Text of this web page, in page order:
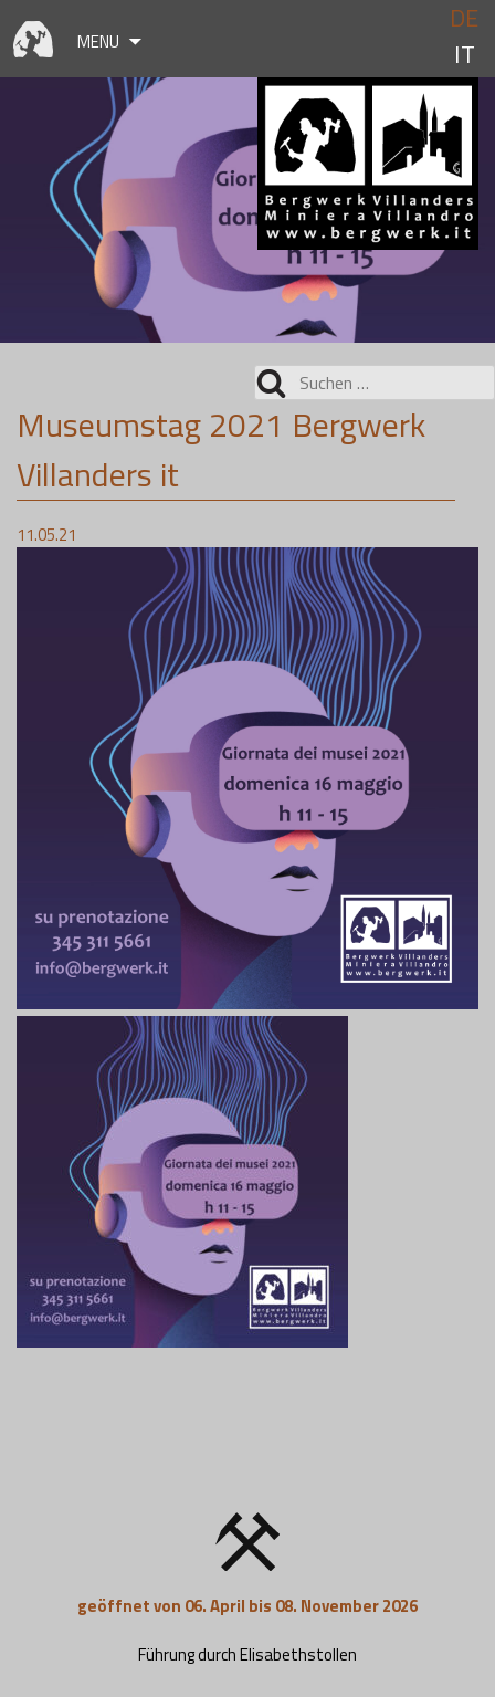
to
content
MENU
DE
IT
Suchen
nach:
Museumstag 2021 Bergwerk
Villanders it
11.05.21
geöffnet von 06. April bis 08. November 2026
Führung durch Elisabethstollen